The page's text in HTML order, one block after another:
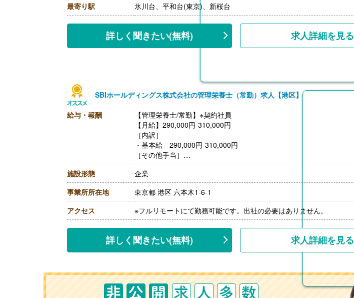
最寄り駅
氷川台、平和台(東京)、新桜台
詳しく聞きたい(無料) 求人詳細を見る
SBIホールディングス株式会社の管理栄養士（常勤）求人【港区】
給与・報酬
【管理栄養士/常勤】※契約社員
【月給】290,000円-310,000円
［内訳］
・基本給 290,000円-310,000円
［その他手当］
・残業手当
【賞与】なし
【昇給】あり（年1回）
施設形態
企業
事業所所在地
東京都 港区 六本木1-6-1
アクセス
※フルリモートにて勤務可能です。出社の必要はありません。
詳しく聞きたい(無料) 求人詳細を見る